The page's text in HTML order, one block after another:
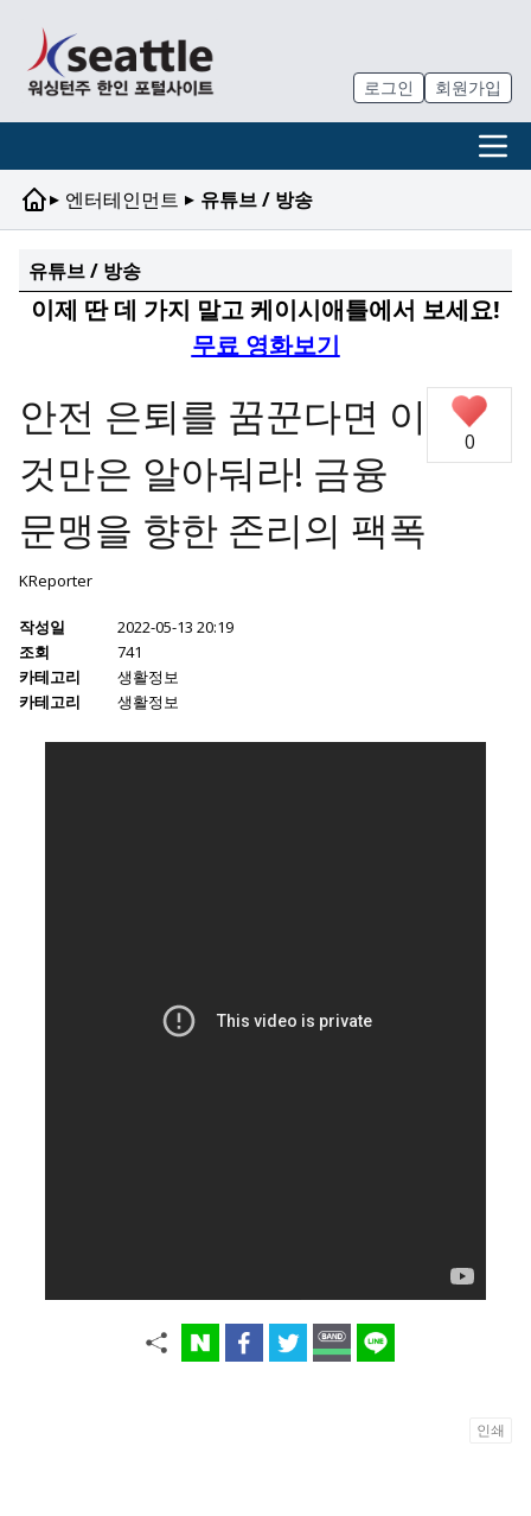
로그인 회원가입
▸ 엔터테인먼트 ▸ 유튜브 / 방송
유튜브 / 방송
이제 딴 데 가지 말고 케이시애틀에서 보세요!
무료 영화보기
안전 은퇴를 꿈꾼다면 이
것만은 알아둬라! 금융
문맹을 향한 존리의 팩폭
KReporter
작성일
2022-05-13 20:19
조회
741
카테고리
생활정보
카테고리
생활정보
0
인쇄